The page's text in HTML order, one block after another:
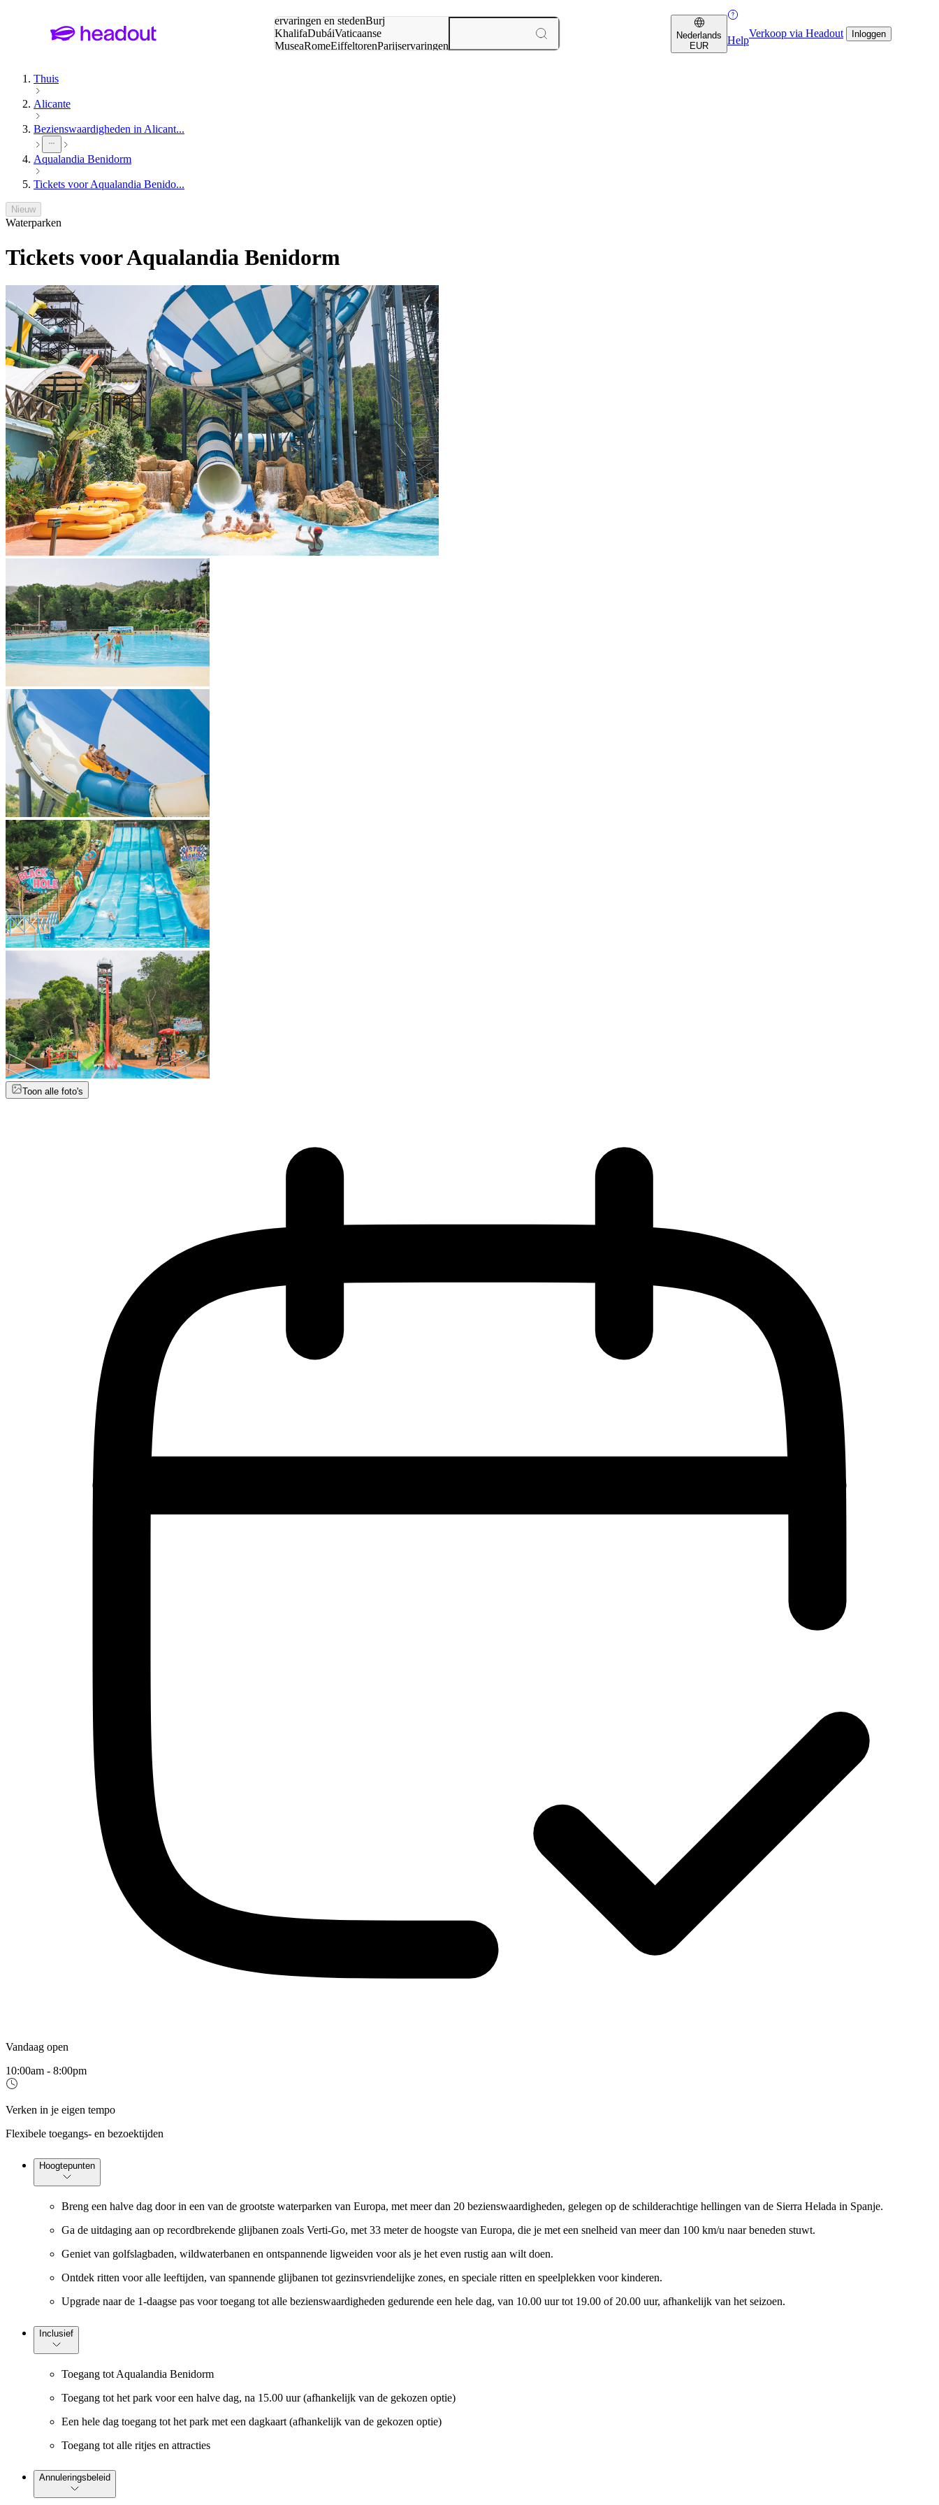
ervaringen en stedenBurj
KhalifaDubáiVaticaanse
MuseaRomeEiffeltorenParijservaringen
Nederlands
EUR
Help
Verkoop via Headout Inloggen
Thuis
Alicante
Bezienswaardigheden in Alicant...
Aqualandia Benidorm
Tickets voor Aqualandia Benido...
Nieuw
Waterparken
Tickets voor Aqualandia Benidorm
Toon alle foto's
Vandaag open
10:00am - 8:00pm
Verken in je eigen tempo
Flexibele toegangs- en bezoektijden
Hoogtepunten
Breng een halve dag door in een van de grootste waterparken van Europa, met meer dan 20 bezienswaardigheden, gelegen op de schilderachtige hellingen van de Sierra Helada in Spanje.
Ga de uitdaging aan op recordbrekende glijbanen zoals Verti-Go, met 33 meter de hoogste van Europa, die je met een snelheid van meer dan 100 km/u naar beneden stuwt.
Geniet van golfslagbaden, wildwaterbanen en ontspannende ligweiden voor als je het even rustig aan wilt doen.
Ontdek ritten voor alle leeftijden, van spannende glijbanen tot gezinsvriendelijke zones, en speciale ritten en speelplekken voor kinderen.
Upgrade naar de 1-daagse pas voor toegang tot alle bezienswaardigheden gedurende een hele dag, van 10.00 uur tot 19.00 of 20.00 uur, afhankelijk van het seizoen.
Inclusief
Toegang tot Aqualandia Benidorm
Toegang tot het park voor een halve dag, na 15.00 uur (afhankelijk van de gekozen optie)
Een hele dag toegang tot het park met een dagkaart (afhankelijk van de gekozen optie)
Toegang tot alle ritjes en attracties
Annuleringsbeleid